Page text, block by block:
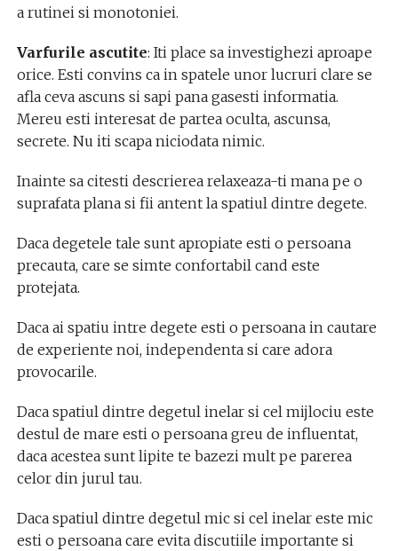
a rutinei si monotoniei.
Varfurile ascutite: Iti place sa investighezi aproape
orice. Esti convins ca in spatele unor lucruri clare se
afla ceva ascuns si sapi pana gasesti informatia.
Mereu esti interesat de partea oculta, ascunsa,
secrete. Nu iti scapa niciodata nimic.
Inainte sa citesti descrierea relaxeaza-ti mana pe o
suprafata plana si fii antent la spatiul dintre degete.
Daca degetele tale sunt apropiate esti o persoana
precauta, care se simte confortabil cand este
protejata.
Daca ai spatiu intre degete esti o persoana in cautare
de experiente noi, independenta si care adora
provocarile.
Daca spatiul dintre degetul inelar si cel mijlociu este
destul de mare esti o persoana greu de influentat,
daca acestea sunt lipite te bazezi mult pe parerea
celor din jurul tau.
Daca spatiul dintre degetul mic si cel inelar este mic
esti o persoana care evita discutiile importante si